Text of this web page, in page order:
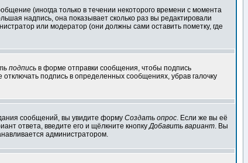
(иногда только в течении некоторого времени с момента
надпись, она показывает сколько раз вы редактировали
или модератор (они должны сами оставить пометку, где
подпись в форме отправки сообщения, чтобы подпись
подпись в определенных сообщениях, убрав галочку
сообщений, вы увидите форму Создать опрос. Если же вы её
ответа, введите его и щёлкните кнопкуДобавить вариант. Вы
администратором.